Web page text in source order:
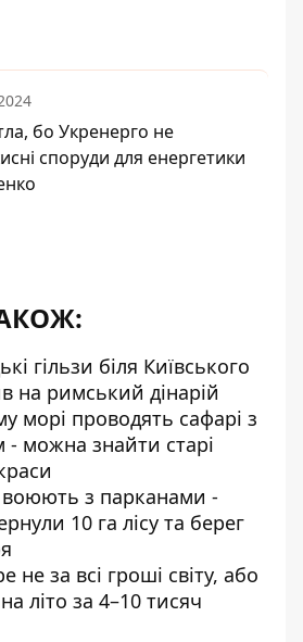
бо Укренерго не
споруди для енергетики
гільзи біля Київського
на римський дінарій
морі проводять сафарі з
можна знайти старі
з парканами -
10 га лісу та берег
не за всі гроші світу, або
літо за 4–10 тисяч